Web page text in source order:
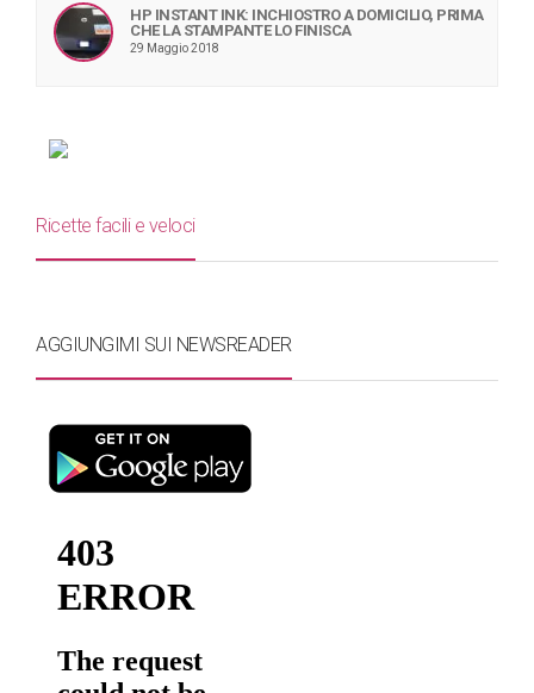
HP INSTANT INK: INCHIOSTRO A DOMICILIO, PRIMA
CHE LA STAMPANTE LO FINISCA
29 Maggio 2018
Ricette facili e veloci
AGGIUNGIMI SUI NEWSREADER